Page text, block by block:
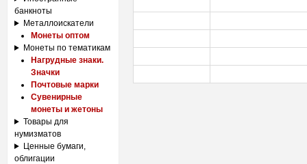
банкноты
Металлоискатели
Монеты оптом
Монеты по тематикам
Нагрудные знаки.
Значки
Почтовые марки
Сувенирные
монеты и жетоны
Товары для
нумизматов
Ценные бумаги,
облигации